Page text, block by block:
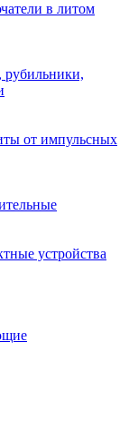
в литом
рубильники,
от импульсных
устройства